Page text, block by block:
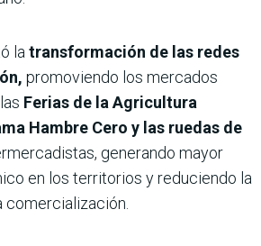
latransformación de las redes
promoviendo los mercados
Ferias de la Agricultura
Hambre Cero y las ruedas de
generando mayor
en los territorios y reduciendo la
comercialización.